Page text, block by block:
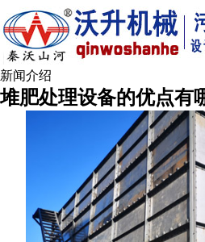
新闻介绍
堆肥处理设备的优点有